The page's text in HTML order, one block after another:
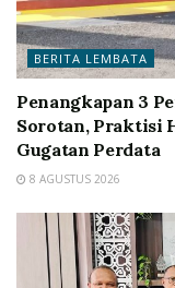
BERITA LEMBATA
Penangkapan 3
Sorotan, Praktisi
Gugatan Perdata
8 AGUSTUS 2026